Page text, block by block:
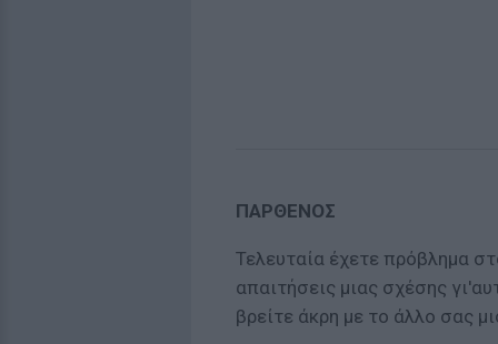
ΠΑΡΘΕΝΟΣ
Τελευταία έχετε πρόβλημα
απαιτήσεις μιας σχέσης
βρείτε άκρη με το άλλο σας